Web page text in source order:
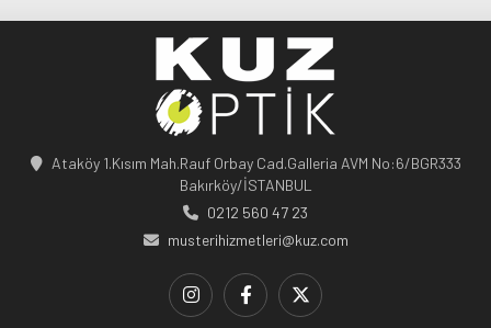
Ataköy 1.Kısım Mah.Rauf Orbay Cad.Galleria AVM No:6/BGR333
Bakırköy/İSTANBUL
0212 560 47 23
musterihizmetleri@kuz.com